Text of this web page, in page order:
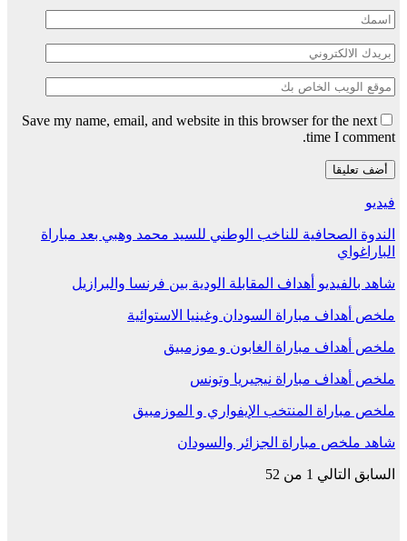
Save my name, email, and website in this browser for the next
time I comment.
فيديو
الندوة الصحافية للناخب الوطني للسيد محمد وهبي بعد مباراة
الباراغواي
شاهد بالفيديو أهداف المقابلة الودية بين فرنسا والبرازيل
ملخص أهداف مباراة السودان وغينيا الاستوائية
ملخص أهداف مباراة الغابون و موزمبيق
ملخص أهداف مباراة نيجيريا وتونس
ملخص مباراة المنتخب الإيفواري و الموزمبيق
شاهد ملخص مباراة الجزائر والسودان
السابق التالي 1 من 52